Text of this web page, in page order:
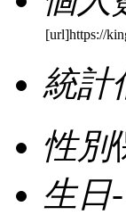
[url]https://
統計
性別
生日-